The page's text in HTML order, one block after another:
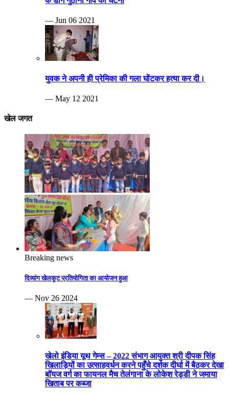
Breaking news
दिव्यांग खेलकूट प्रतियोगिता का आयोजन हुआ
— Nov 26 2024
खेलो इंडिया यूथ गेम्स – 2022 संभाग आयुक्त श्री दीपक सिंह
खिलाड़ियों का उत्साहवर्धन करने पहुँचे दर्शक दीर्घा में बैठकर देखा
बॉयज वर्ग का फायनल मैच तेलंगाना के लोकेश रेड्डी ने जमाया
खिताब पर कब्जा
— Feb 03 2023
खेलो इंडिया यूथ गेम्स-2023 जिम्नास्टों ने शारीरिक चपलता व
दमखम से हैरतअंगेज प्रदर्शन कर किया रोमांचित बैडमिंटन के
एकल क्वार्टर फाइनल हुए और युगल स्पर्धा भी हुई प्रतिभावान
दद्दा स्मृति 24वी संभागीय सीनियर फुटबॉल यादव टीम का खिताब
पर कब्जा ग्वालियर
— Feb 13 2022